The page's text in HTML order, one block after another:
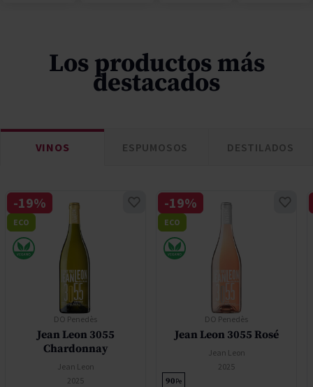
Los productos más
destacados
VINOS ESPUMOSOS DESTILADOS
DO Penedès
Jean Leon 3055
Chardonnay
Jean Leon
2025
-19%
ECO
DO Penedès
Jean Leon 3055 Rosé
Jean Leon
2025
90Pe
-19%
ECO